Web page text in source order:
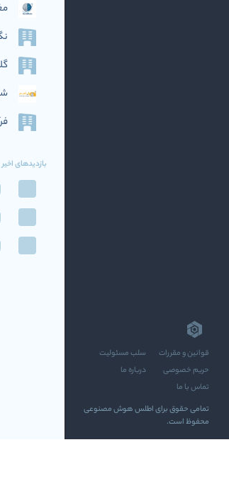
قوانین و مقررات
سلب مسئولیت
حریم خصوصی
درباره ما
تماس با ما
تمامی حقوق برای اطلس هوش مصنوعی
محفوظ است.
بازدیدهای اخیر